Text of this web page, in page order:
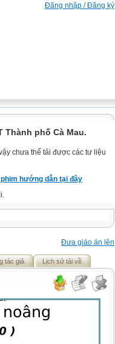
Đăng nhập / Đăng ký
Thành phố Cà Mau.
chưa thể tải được các tư liệu
hướng dẫn tại đây
Đưa giáo án lên
tác giả Lịch sử tải về